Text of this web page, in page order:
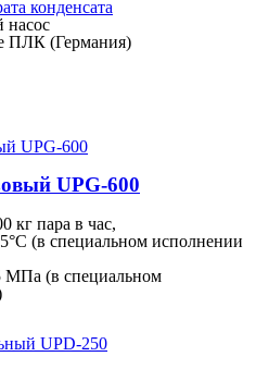
конденсата
насос
ПЛК (Германия)
UPG-600
кг пара в час,
(в специальном исполнении
МПа (в специальном